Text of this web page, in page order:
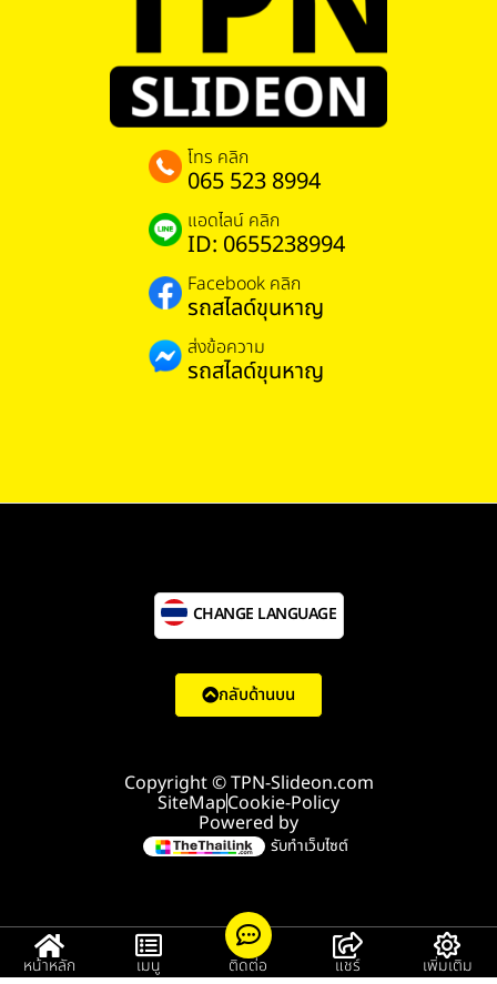
โทร คลิก
065 523 8994
แอดไลน์ คลิก
ID: 0655238994
Facebook คลิก
รถสไลด์ขุนหาญ
ส่งข้อความ
รถสไลด์ขุนหาญ
Copyright © TPN-Slideon.com
SiteMapCookie-Policy
Powered by
รับทำเว็บไซต์
CHANGE LANGUAGE
กลับด้านบน
หน้าหลัก เมนู ติดต่อ แชร์ เพิ่มเติม